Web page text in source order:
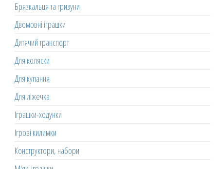
Брязкальця та гризуни
Двомовні іграшки
Дитячий транспорт
Для коляски
Для купання
Для ліжечка
Іграшки-ходунки
Ігрові килимки
Конструктори, набори